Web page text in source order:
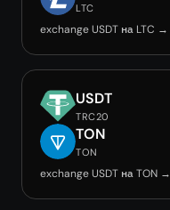
LTC
exchange USDT на LTC →
USDT
TRC20
TON
TON
exchange USDT на TON →